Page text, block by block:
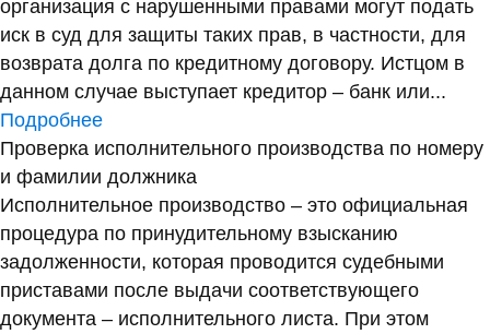
организация с нарушенными правами могут подать
иск в суд для защиты таких прав, в частности, для
возврата долга по кредитному договору. Истцом в
данном случае выступает кредитор – банк или...
Подробнее
Проверка исполнительного производства по номеру
и фамилии должника
Исполнительное производство – это официальная
процедура по принудительному взысканию
задолженности, которая проводится судебными
приставами после выдачи соответствующего
документа – исполнительного листа. При этом